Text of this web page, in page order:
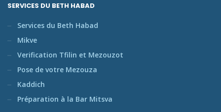
SERVICES DU BETH HABAD
Services du Beth Habad
Mikve
Verification Tfilin et Mezouzot
Pose de votre Mezouza
Kaddich
Préparation à la Bar Mitsva